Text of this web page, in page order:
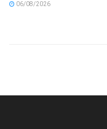
06/08/2026